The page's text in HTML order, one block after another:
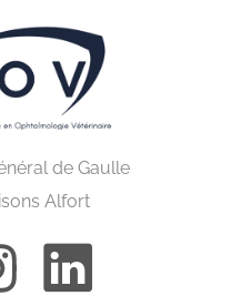
de Gaulle
Alfort